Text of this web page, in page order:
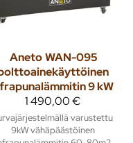
Aneto WAN-095
9 kW
1 490,00 €
varustettu
9kW vähäpäästöinen